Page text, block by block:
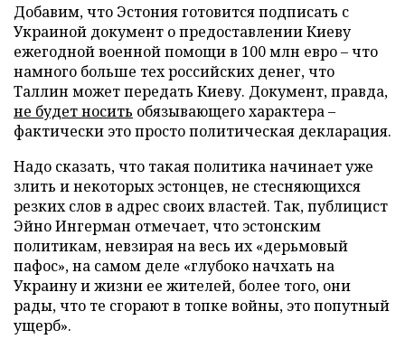
Добавим, что Эстония готовится подписать с
Украиной документ о предоставлении Киеву
ежегодной военной помощи в 100 млн евро – что
намного больше тех российских денег, что
Таллин может передать Киеву. Документ, правда,
не будет носить обязывающего характера –
фактически это просто политическая декларация.
Надо сказать, что такая политика начинает уже
злить и некоторых эстонцев, не стесняющихся
резких слов в адрес своих властей. Так, публицист
Эйно Ингерман отмечает, что эстонским
политикам, невзирая на весь их «дерьмовый
пафос», на самом деле «глубоко начхать на
Украину и жизни ее жителей, более того, они
рады, что те сгорают в топке войны, это попутный
ущерб».